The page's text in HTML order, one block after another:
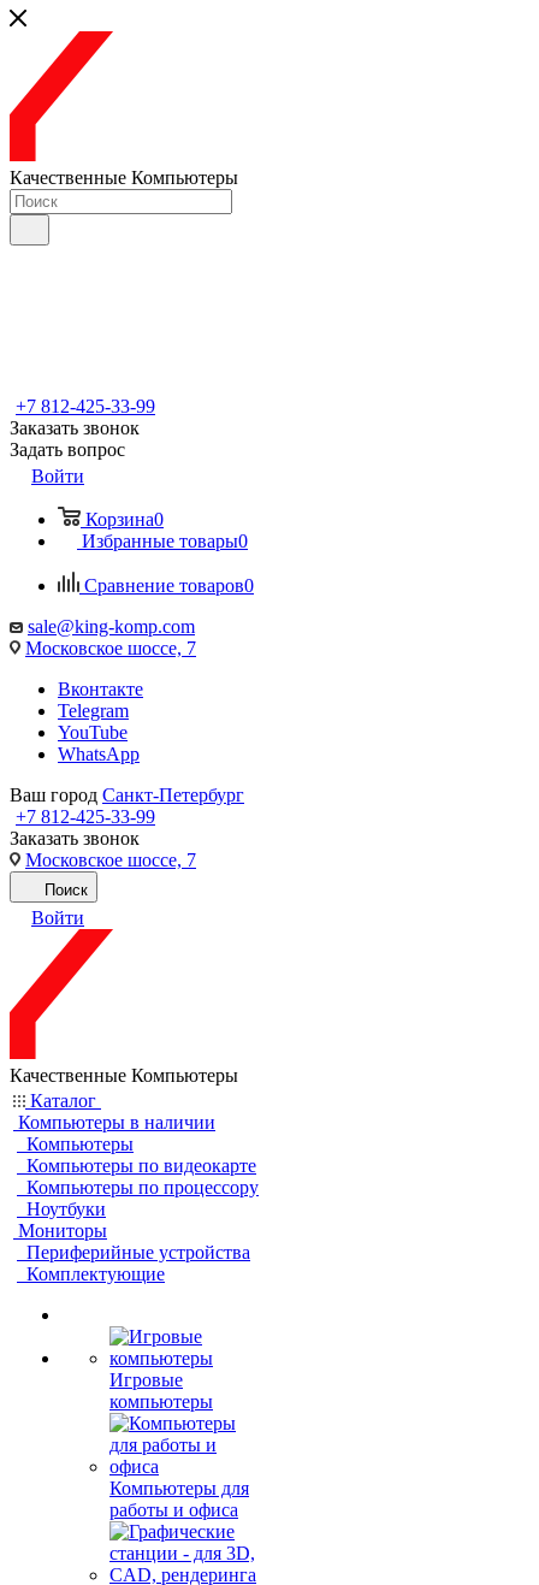
Качественные Компьютеры
+7 812-425-33-99
Заказать звонок
Задать вопрос
Войти
Корзина0
Избранные товары0
Сравнение товаров0
sale@king-komp.com
Московское шоссе, 7
Вконтакте
Telegram
YouTube
WhatsApp
Ваш город Санкт-Петербург
+7 812-425-33-99
Заказать звонок
Московское шоссе, 7
Поиск
Войти
Качественные Компьютеры
Каталог
Компьютеры в наличии
Компьютеры
Компьютеры по видеокарте
Компьютеры по процессору
Ноутбуки
Мониторы
Периферийные устройства
Комплектующие
Игровые
компьютеры
Компьютеры для
работы и офиса